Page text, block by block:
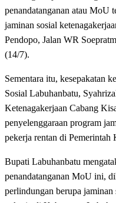
penandatanganan atau MoU
jaminan sosial
Pendopo, Jalan WR
(14/7).
Sementara itu, kesepakatan
Sosial Labuhanbatu,
Ketenagakerjaan Cabang
penyelenggaraan program
pekerja rentan di Pemerintah
Bupati Labuhanbatu
penandatanganan MoU ini,
perlindungan berupa jaminan